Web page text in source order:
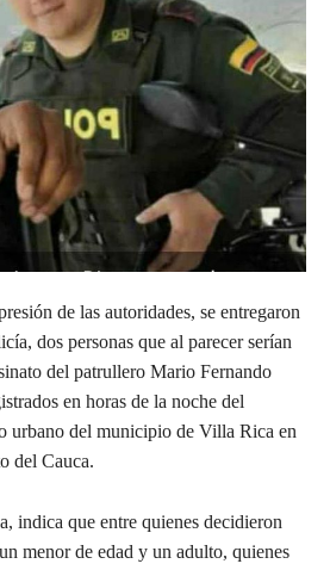
de las autoridades, se entregaron
dos personas que al parecer serían
del patrullero Mario Fernando
en horas de la noche del
urbano del municipio de Villa Rica en
del Cauca.
indica que entre quienes decidieron
menor de edad y un adulto, quienes